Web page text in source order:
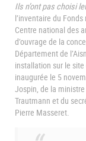
Ils n’ont pas choisi
l’inventaire du
Centre national des
d’ouvrage de la
Département de
installation sur le
inaugurée le 5
Jospin, de la
Trautmann et du
Pierre Masseret.